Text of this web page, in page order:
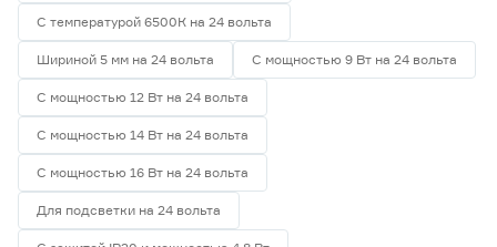
С температурой 6500К на 24 вольта
Шириной 5 мм на 24 вольта С мощностью 9 Вт на 24 вольта
С мощностью 12 Вт на 24 вольта
С мощностью 14 Вт на 24 вольта
С мощностью 16 Вт на 24 вольта
Для подсветки на 24 вольта